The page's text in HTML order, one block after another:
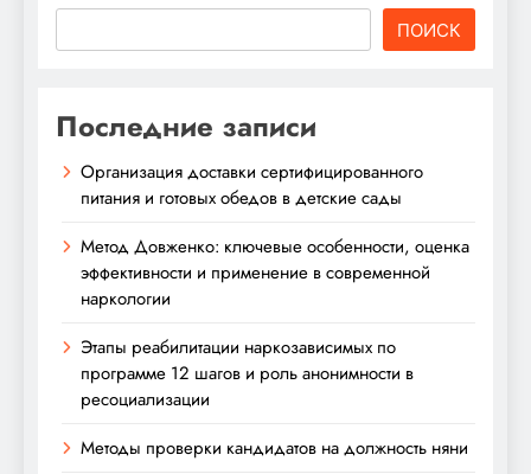
ПОИСК
Последние записи
Организация доставки сертифицированного
питания и готовых обедов в детские сады
Метод Довженко: ключевые особенности, оценка
эффективности и применение в современной
наркологии
Этапы реабилитации наркозависимых по
программе 12 шагов и роль анонимности в
ресоциализации
Методы проверки кандидатов на должность няни